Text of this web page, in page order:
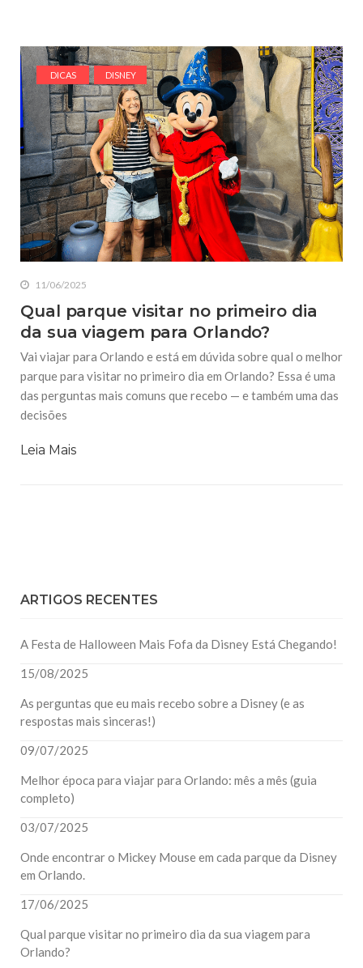
DICAS DISNEY
11/06/2025
Qual parque visitar no primeiro dia
da sua viagem para Orlando?
Vai viajar para Orlando e está em dúvida sobre qual o melhor
parque para visitar no primeiro dia em Orlando? Essa é uma
das perguntas mais comuns que recebo — e também uma das
decisões
Leia Mais
ARTIGOS RECENTES
A Festa de Halloween Mais Fofa da Disney Está Chegando!
15/08/2025
As perguntas que eu mais recebo sobre a Disney (e as
respostas mais sinceras!)
09/07/2025
Melhor época para viajar para Orlando: mês a mês (guia
completo)
03/07/2025
Onde encontrar o Mickey Mouse em cada parque da Disney
em Orlando.
17/06/2025
Qual parque visitar no primeiro dia da sua viagem para
Orlando?